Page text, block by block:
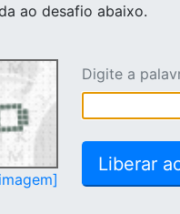
ao desafio abaixo.
Digite a